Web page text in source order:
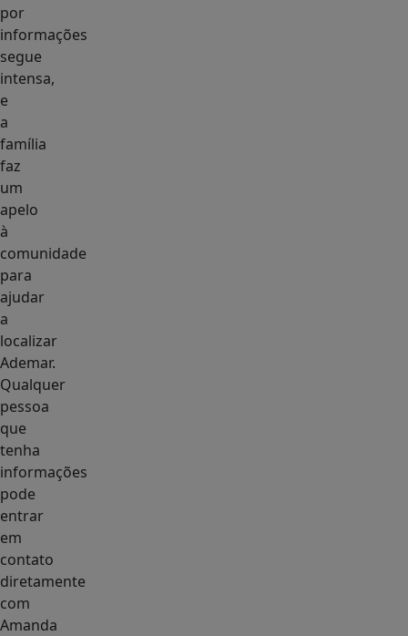
por
informações
segue
intensa,
e
a
família
faz
um
apelo
à
comunidade
para
ajudar
a
localizar
Ademar.
Qualquer
pessoa
que
tenha
informações
pode
entrar
em
contato
diretamente
com
Amanda